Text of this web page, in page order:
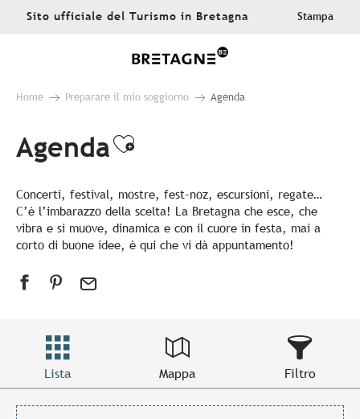
AllerSito ufficiale del Turismo in Bretagna Stampa
Home Preparare il mio soggiorno Agenda
AgendaAjouter aux favoris
Concerti, festival, mostre, fest-noz, escursioni, regate…
C’è l’imbarazzo della scelta! La Bretagna che esce, che
vibra e si muove, dinamica e con il cuore in festa, mai a
corto di buone idee, è qui che vi dà appuntamento!
Lista Mappa Filtro